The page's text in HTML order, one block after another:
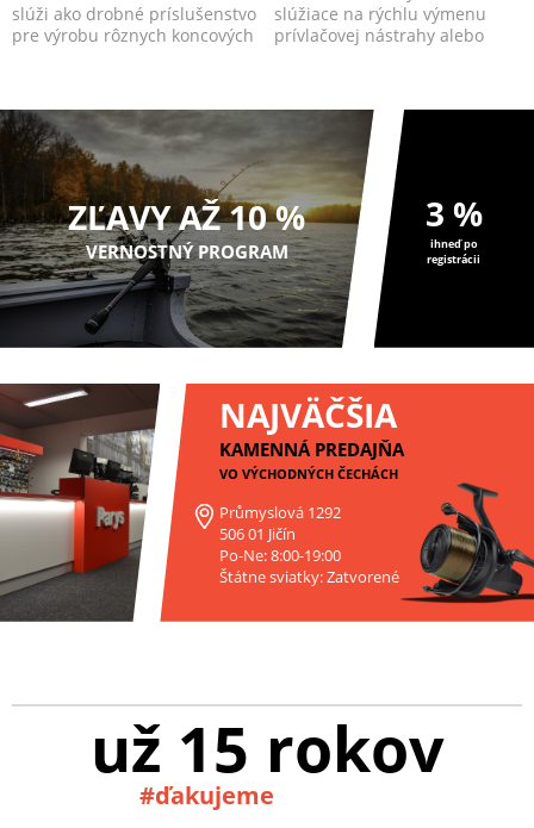
slúži ako drobné príslušenstvo
pre výrobu rôznych koncových
slúžiace na rýchlu výmenu
prívlačovej nástrahy alebo
ZĽAVY AŽ 10 %
VERNOSTNÝ PROGRAM
3 %
ihneď po
registrácii
NAJVÄČŠIA
KAMENNÁ PREDAJŇA
VO VÝCHODNÝCH ČECHÁCH
Průmyslová 1292
506 01 Jičín
Po-Ne: 8:00-19:00
Štátne sviatky: Zatvorené
už 15 rokov
#ďakujeme